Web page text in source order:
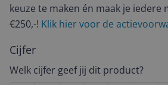
keuze te maken én maak je iedere
€250,-! Klik hier voor de
Cijfer
Welk cijfer geef jij dit product?